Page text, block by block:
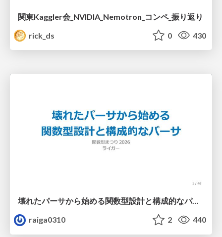
関東Kaggler会_NVIDIA_Nemotron_コンペ_振り返り
rick_ds
0 430
壊れたパーサから始める関数型設計と構成的なパーサ #fp_matsuri
raiga0310
2 440